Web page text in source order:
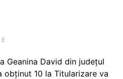
Geanina David din județul
obținut 10 la Titularizare va